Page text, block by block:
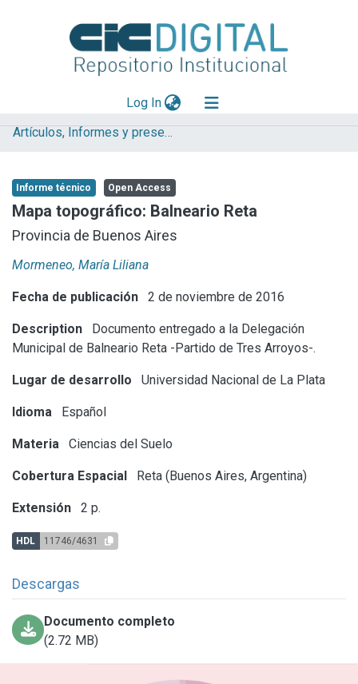
Log In(current)
Explorar
Aportar material
Statistics
Artículos, Informes y presentaciones en Congresos (UNLP)
Informe técnico Open Access
Mapa topográfico: Balneario Reta
Provincia de Buenos Aires
Mormeneo, María Liliana
Fecha de publicación 2 de noviembre de 2016
Description
Documento entregado a la Delegación
Municipal de Balneario Reta -Partido de Tres Arroyos-.
Lugar de desarrollo Universidad Nacional de La Plata
Idioma Español
Materia Ciencias del Suelo
Cobertura Espacial Reta (Buenos Aires, Argentina)
Extensión 2 p.
HDL 11746/4631
Descargas
Documento completo
(2.72 MB)